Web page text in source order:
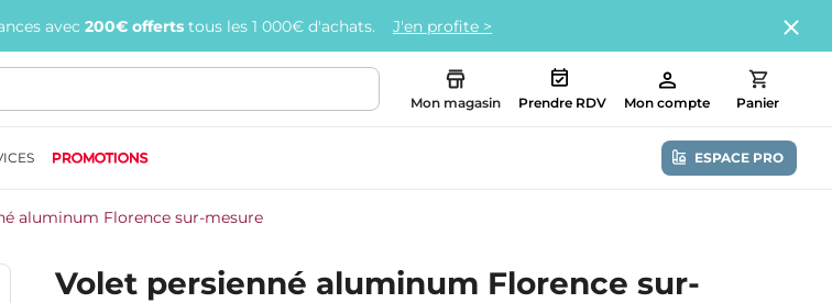
avec 200€ offerts tous les 1 000€ d'achats. J'en profite >
Mon magasin Prendre RDV Mon compte Panier
PROMOTIONS ESPACE PRO
aluminum Florence sur-mesure
Volet persienné aluminum Florence sur-